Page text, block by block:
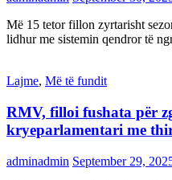
Më 15 tetor fillon zyrtarisht
lidhur me sistemin qendror të
Lajme, Më të fundit
RMV, filloi fushata për
kryeparlamentari me
adminadmin September 29,